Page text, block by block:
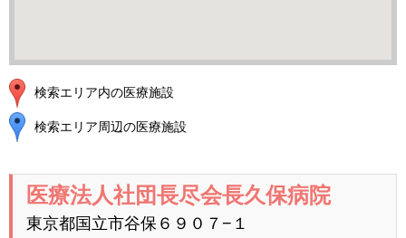
検索エリア内の医療施設
検索エリア周辺の医療施設
医療法人社団長尽会長久保病院
東京都国立市谷保６９０７−１